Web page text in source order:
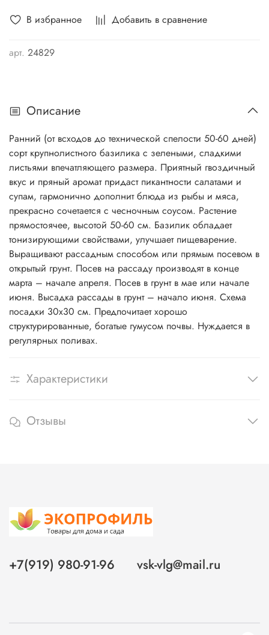
В избранное Добавить в сравнение
арт. 24829
Описание
Ранний (от всходов до технической спелости 50-60 дней)
сорт крупнолистного базилика с зелеными, сладкими
листьями впечатляющего размера. Приятный гвоздичный
вкус и пряный аромат придаст пикантности салатами и
супам, гармонично дополнит блюда из рыбы и мяса,
прекрасно сочетается с чесночным соусом. Растение
прямостоячее, высотой 50-60 см. Базилик обладает
тонизирующими свойствами, улучшает пищеварение.
Выращивают рассадным способом или прямым посевом в
открытый грунт. Посев на рассаду производят в конце
марта – начале апреля. Посев в грунт в мае или начале
июня. Высадка рассады в грунт – начало июня. Схема
посадки 30x30 см. Предпочитает хорошо
структурированные, богатые гумусом почвы. Нуждается в
регулярных поливах.
Характеристики
Отзывы
+7(919) 980-91-96 vsk-vlg@mail.ru